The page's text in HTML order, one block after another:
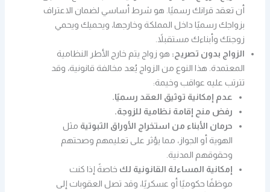
أن تعقد قرانك رسميًا. هو شرط أساسي لضمان الاعتراف
بزواجك رسميًا داخل المملكة وخارجها، ويحميك ويحمي
زوجتك وأبناءك مستقبلاً.
الزواج بدون تصريح: هو زواج يتم خارج الأطر النظامية
المعتمدة. هذا النوع من الزواج يُعد مخالفة قانونية، وقد
تترتب عليه عواقب وخيمة:
عدم إمكانية توثيق العقد رسميًا.
رفض منح إقامة نظامية للزوجة.
حرمان الأبناء من استخراج الأوراق الثبوتية مثل
الهوية أو الجواز، مما يؤثر على تعليمهم وصحتهم
وحقوقهم المدنية.
إمكانية المساءلة القانونية لك خاصةً إذا كنت
موظفًا حكوميًا أو عسكريًا، وقد تصل العقوبات إلى